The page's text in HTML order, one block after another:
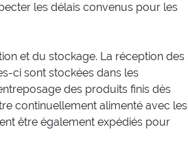
les délais convenus pour les
et du stockage. La réception des
ci sont stockées dans les
des produits finis dès
continuellement alimenté avec les
être également expédiés pour